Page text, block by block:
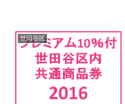
世田谷区